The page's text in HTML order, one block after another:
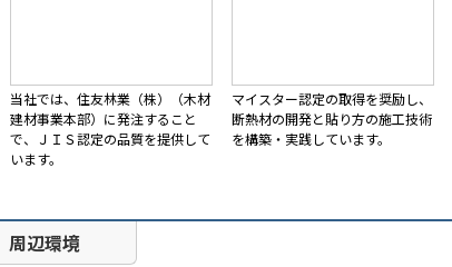
当社では、住友林業（株）（木材
建材事業本部）に発注すること
で、ＪＩＳ認定の品質を提供して
います。
マイスター認定の取得を奨励し、
断熱材の開発と貼り方の施工技術
を構築・実践しています。
周辺環境